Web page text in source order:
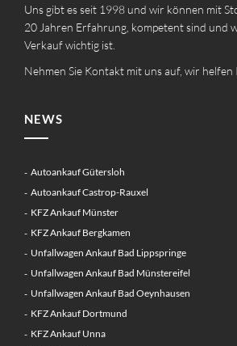
Uns gibt es seit 1998 und wir können mit
20 Jahren Erfahrung, kompetent sind und
Verkauf wichtig ist.
Nehmen Sie Kontakt mit uns auf, wir helfen
NEWS
Autoankauf Gütersloh
Autoankauf Castrop-Rauxel
KFZ Ankauf Münster
KFZ Ankauf Bergkamen
Unfallwagen Ankauf Bad Lippspringe
Unfallwagen Ankauf Bad Münstereifel
Unfallwagen Ankauf Bad Oeynhausen
KFZ Ankauf Dortmund
KFZ Ankauf Unna